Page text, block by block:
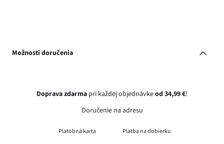
Možnosti doručenia
Doprava zdarma pri každej objednávkeod 34,99 €!
Doručenie na adresu
Platobná karta Platba na dobierku